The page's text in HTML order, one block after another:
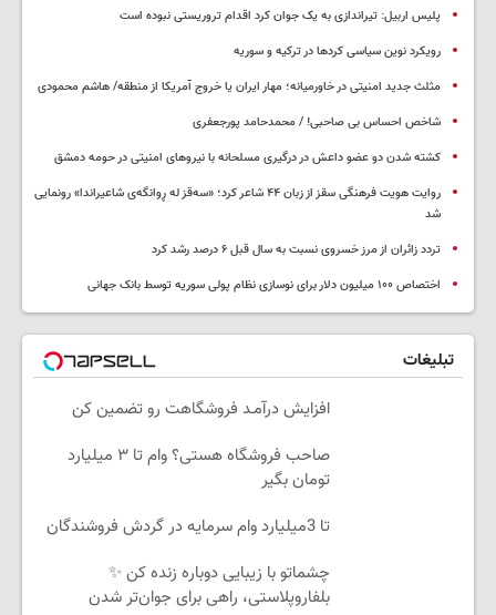
پلیس اربیل: تیراندازی به یک جوان کرد اقدام تروریستی نبوده است
رویکرد نوین سیاسی کردها در ترکیه و سوریه
مثلث جدید امنیتی در خاورمیانه؛ مهار ایران یا خروج آمریکا از منطقه/ هاشم محمودی
شاخص احساس بی صاحبی! / محمدحامد پورجعفری
کشته شدن دو عضو داعش در درگیری مسلحانه با نیروهای امنیتی در حومه دمشق
روایت هویت فرهنگی سقز از زبان ۴۴ شاعر کرد؛ «سەقز له ڕوانگەی شاعیراندا» رونمایی
شد
تردد زائران از مرز خسروی نسبت به سال قبل ۶ درصد رشد کرد
اختصاص ۱۰۰ میلیون دلار برای نوسازی نظام پولی سوریه توسط بانک جهانی
تبلیغات
افزایش درآمـد فروشگاهت رو تضمین کن
صاحب فروشگاه هستی؟ وام تا ۳ میلیارد
تومان بگیر
تا 3میلیارد وام سرمایه در گردش فروشندگان
چشماتو با زیبایی دوباره زنده کن ✨
بلفاروپلاستی، راهی برای جوان‌تر شدن